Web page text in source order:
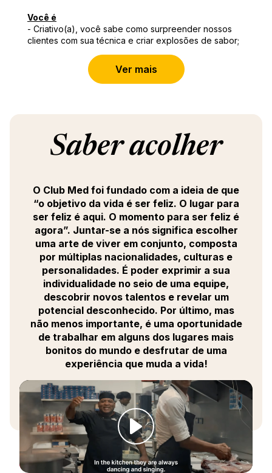
Você é
- Criativo(a), você sabe como surpreender nossos
clientes com sua técnica e criar explosões de sabor;
padrões de saúde e segurança;
- Apaixonado(a), você gosta de transmitir e, acima de
tudo, criar emoção para nossos clientes.
planos de menu pré-preparados para buffets e/ou a
la carte;
- Gerenciar uma equipe de 40 a 80 cozinheiros;
- Ser responsável pela implementação,
monitoramento e controle das normas e padrões do
Club Med;
- Gerenciar e determinar os pedidos semanais e as
necessidades de estoque em colaboração com o
Responsável de Estoque, de acordo com o
orçamento disponível;
- Analisar os resultados e propor áreas de melhoria
em termos de orçamento e serviço.
- Garantir a qualidade dos serviços, o cumprimento
das normas de saúde e segurança e a manutenção
dos ativos;
- Unir e motivar suas equipes em torno de objetivos
definidos e apoiá-las em seu desenvolvimento.
Juntar-se às nossas equipes também é uma
de todas as esferas da vida, em alguns dos locais
mais Instagramáveis do mundo.
Você ganhará uma experiência valiosa para o seu
currículo, trabalhando para uma empresa que o apoia
e treina continuamente para ajudá-lo a se tornar a
melhor versão de si mesmo.
Ao se tornar um(a) Chef de Cozinha, você poderá
Ver mais
Saber acolher
O Club Med foi fundado com a ideia de que
“o objetivo da vida é ser feliz. O lugar para
ser feliz é aqui. O momento para ser feliz é
agora”. Juntar-se a nós significa escolher
uma arte de viver em conjunto, composta
por múltiplas nacionalidades, culturas e
personalidades. É poder exprimir a sua
individualidade no seio de uma equipe,
descobrir novos talentos e revelar um
potencial desconhecido. Por último, mas
não menos importante, é uma oportunidade
de trabalhar em alguns dos lugares mais
bonitos do mundo e desfrutar de uma
experiência que muda a vida!